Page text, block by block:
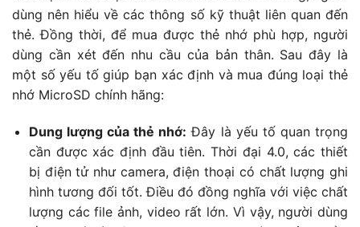
dùng nên hiểu về các thông số kỹ thuật liên quan đến
thẻ. Đồng thời, để mua được thẻ nhớ phù hợp, người
dùng cần xét đến nhu cầu của bản thân. Sau đây là
một số yếu tố giúp bạn xác định và mua đúng loại thẻ
nhớ MicroSD chính hãng:
Dung lượng của thẻ nhớ: Đây là yếu tố quan trọng
cần được xác định đầu tiên. Thời đại 4.0, các thiết
bị điện tử như camera, điện thoại có chất lượng ghi
hình tương đối tốt. Điều đó đồng nghĩa với việc chất
lượng các file ảnh, video rất lớn. Vì vậy, người dùng